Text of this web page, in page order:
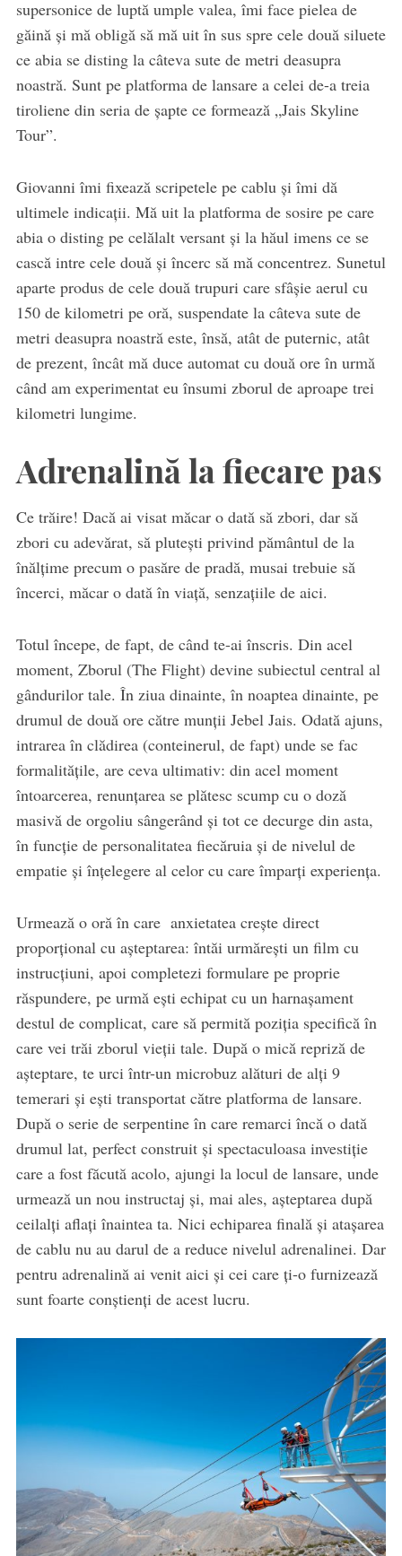
supersonice de luptă umple valea, îmi face pielea de
găină și mă obligă să mă uit în sus spre cele două siluete
ce abia se disting la câteva sute de metri deasupra
noastră. Sunt pe platforma de lansare a celei de-a treia
tiroliene din seria de șapte ce formează „Jais Skyline
Tour”.
Giovanni îmi fixează scripetele pe cablu și îmi dă
ultimele indicații. Mă uit la platforma de sosire pe care
abia o disting pe celălalt versant și la hăul imens ce se
cască intre cele două și încerc să mă concentrez. Sunetul
aparte produs de cele două trupuri care sfâșie aerul cu
150 de kilometri pe oră, suspendate la câteva sute de
metri deasupra noastră este, însă, atât de puternic, atât
de prezent, încât mă duce automat cu două ore în urmă
când am experimentat eu însumi zborul de aproape trei
kilometri lungime.
Adrenalină la fiecare pas
Ce trăire! Dacă ai visat măcar o dată să zbori, dar să
zbori cu adevărat, să plutești privind pământul de la
înălțime precum o pasăre de pradă, musai trebuie să
încerci, măcar o dată în viață, senzațiile de aici.
Totul începe, de fapt, de când te-ai înscris. Din acel
moment, Zborul (The Flight) devine subiectul central al
gândurilor tale. În ziua dinainte, în noaptea dinainte, pe
drumul de două ore către munții Jebel Jais. Odată ajuns,
intrarea în clădirea (conteinerul, de fapt) unde se fac
formalitățile, are ceva ultimativ: din acel moment
întoarcerea, renunțarea se plătesc scump cu o doză
masivă de orgoliu sângerând și tot ce decurge din asta,
în funcție de personalitatea fiecăruia și de nivelul de
empatie și înțelegere al celor cu care împarți experiența.
Urmează o oră în care anxietatea crește direct
proporțional cu așteptarea: întăi urmărești un film cu
instrucțiuni, apoi completezi formulare pe proprie
răspundere, pe urmă ești echipat cu un harnașament
destul de complicat, care să permită poziția specifică în
care vei trăi zborul vieții tale. După o mică repriză de
așteptare, te urci într-un microbuz alături de alți 9
temerari și ești transportat către platforma de lansare.
După o serie de serpentine în care remarci încă o dată
drumul lat, perfect construit și spectaculoasa investiție
care a fost făcută acolo, ajungi la locul de lansare, unde
urmează un nou instructaj și, mai ales, așteptarea după
ceilalți aflați înaintea ta. Nici echiparea finală și atașarea
de cablu nu au darul de a reduce nivelul adrenalinei. Dar
pentru adrenalină ai venit aici și cei care ți-o furnizează
sunt foarte conștienți de acest lucru.